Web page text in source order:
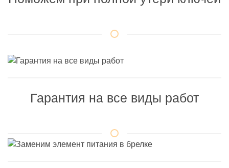
Гарантия на все виды работ